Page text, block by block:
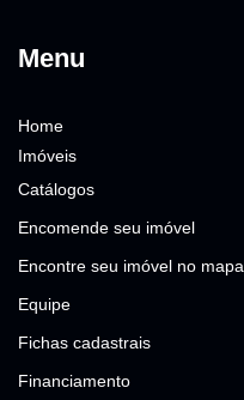
Menu
Home
Imóveis
Catálogos
Encomende seu imóvel
Encontre seu imóvel no mapa
Equipe
Fichas cadastrais
Financiamento